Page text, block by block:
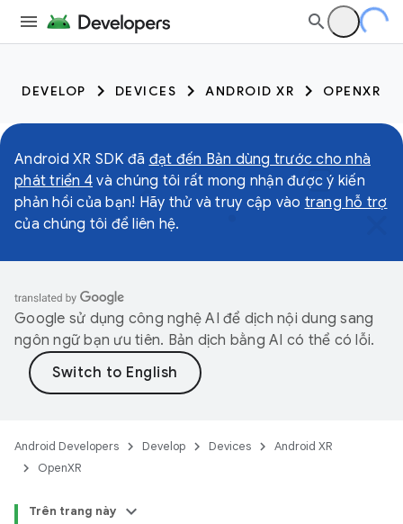
DEVELOP DEVICES ANDROID XR OPENXR
Android XR SDK đã đạt đến Bản dùng trước cho nhà
phát triển 4 và chúng tôi rất mong nhận được ý kiến
phản hồi của bạn! Hãy thử và truy cập vào trang hỗ trợ
của chúng tôi để liên hệ.
Google sử dụng công nghệ AI để dịch nội dung sang
ngôn ngữ bạn ưu tiên. Bản dịch bằng AI có thể có lỗi.
Android Developers Develop Devices
Android XR
OpenXR
Trên trang này